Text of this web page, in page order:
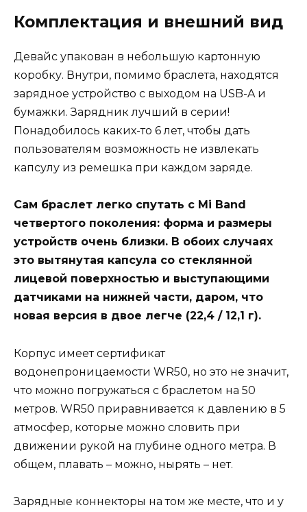
Комплектация и внешний вид
Девайс упакован в небольшую картонную
коробку. Внутри, помимо браслета, находятся
зарядное устройство c выходом на USB-A и
бумажки. Зарядник лучший в серии!
Понадобилось каких-то 6 лет, чтобы дать
пользователям возможность не извлекать
капсулу из ремешка при каждом заряде.
Сам браслет легко спутать с Mi Band
четвертого поколения: форма и размеры
устройств очень близки. В обоих случаях
это вытянутая капсула со стеклянной
лицевой поверхностью и выступающими
датчиками на нижней части, даром, что
новая версия в двое легче (22,4 / 12,1 г).
Корпус имеет сертификат
водонепроницаемости WR50, но это не значит,
что можно погружаться с браслетом на 50
метров. WR50 приравнивается к давлению в 5
атмосфер, которые можно словить при
движении рукой на глубине одного метра. В
общем, плавать – можно, нырять – нет.
Зарядные коннекторы на том же месте, что и у